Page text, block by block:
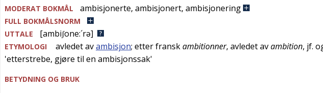
MODERAT BOKMÅL ambisjonerte, ambisjonert, ambisjonering
FULL BOKMÅLSNORM
UTTALE
[ambiʃone:´rə]
ETYMOLOGI avledet avambisjon; etterfranskambitionner, avledet avambition, jf.
'etterstrebe, gjøre til en ambisjonssak'
BETYDNING OG BRUK